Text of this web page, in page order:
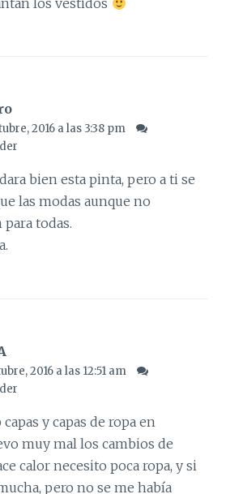
2016 a las 3:38 pm
bien esta pinta, pero a ti se
las modas aunque no
todas.
2016 a las 12:51 am
y capas de ropa en
muy mal los cambios de
calor necesito poca ropa, y si
pero no se me había